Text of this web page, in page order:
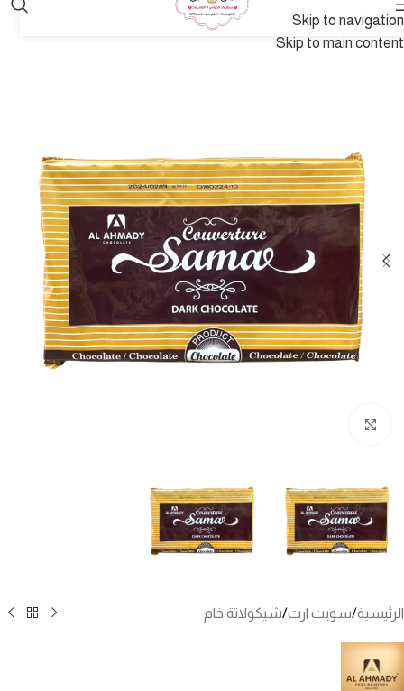
Skip to navigation
Skip to main content
الرئيسية/سويت ارت/شيكولاتة خام